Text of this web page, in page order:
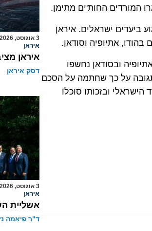
המורדים החות'ים מתימן.
ביעדים ישראלים. איראן
אתיופיה וסודאן.
ובסודאן נחשפו
על כך שחתמה על הסכם
ובזכותו סוכלו
3 אוגוסט, 2026
איראן
איראן
דסק איראן
3 אוגוסט, 2026
איראן
אשליית
ד"ר פיאמה